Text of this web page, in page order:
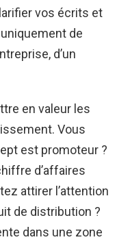
vos écrits et
de
d’un
en valeur les
Vous
est promoteur ?
d’affaires
attirer l’attention
de distribution ?
dans une zone